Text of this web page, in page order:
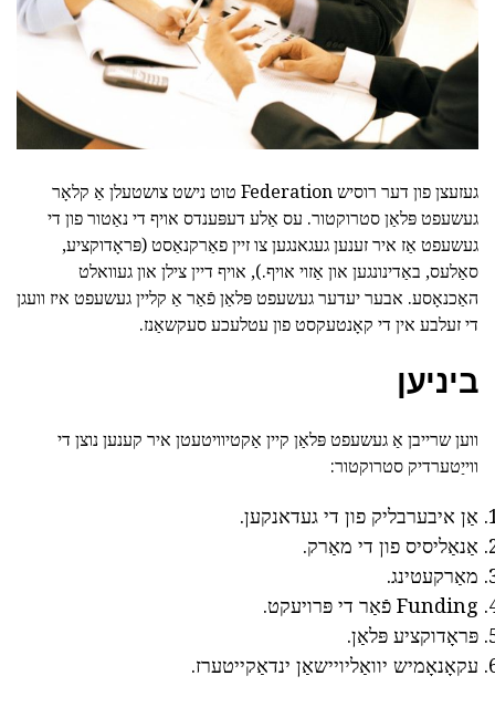
געזעצן פון דער רוסיש Federation טוט נישט צושטעלן אַ קלאָר
געשעפט פּלאַן סטרוקטור. עס אַלע דעפּענדס אויף די נאַטור פון די
געשעפט אַז איר זענען געגאנגען צו זיין פאַרקנאַסט (פּראָדוקציע,
סאַלעס, באַדינונגען און אַזוי אויף.), אויף דיין צילן און געוואלט
האַכנאָסע. אבער יעדער געשעפט פּלאַן פֿאַר אַ קליין געשעפט איז וועגן
די זעלבע אין די קאָנטעקסט פון עטלעכע סעקשאַנז.
ביניען
ווען שרייבן אַ געשעפט פּלאַן קיין אַקטיוויטעטן איר קענען נוצן די
ווייַטערדיק סטרוקטור:
אַן איבערבליק פון די געדאנקען.
אַנאַליסיס פון די מאַרק.
מאַרקעטינג.
Funding פֿאַר די פּרויעקט.
פּראָדוקציע פּלאַן.
עקאָנאָמיש יוואַליויישאַן ינדאַקייטערז.